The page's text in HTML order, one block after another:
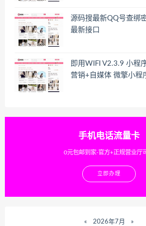
源码搜最新QQ号查绑
最新接口
即用WIFI V2.3.9 小程
营销+自媒体 微擎小程
手机电话流量卡
0元包邮到家-官方+正规营业厅
立即办理
« 2026年7月 »